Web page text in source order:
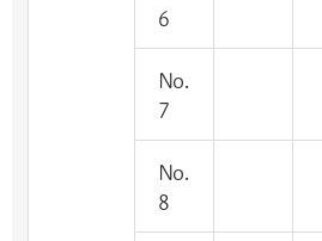
6
No.
7
No.
8